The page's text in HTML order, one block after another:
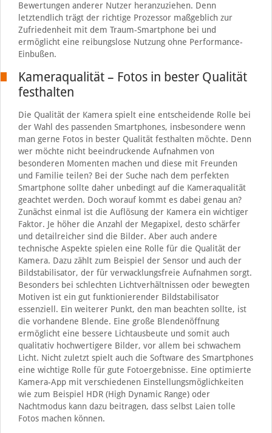
Bewertungen anderer Nutzer heranzuziehen. Denn
letztendlich trägt der richtige Prozessor maßgeblich zur
Zufriedenheit mit dem Traum-Smartphone bei und
ermöglicht eine reibungslose Nutzung ohne Performance-
Einbußen.
Kameraqualität – Fotos in bester Qualität
festhalten
Die Qualität der Kamera spielt eine entscheidende Rolle bei
der Wahl des passenden Smartphones, insbesondere wenn
man gerne Fotos in bester Qualität festhalten möchte. Denn
wer möchte nicht beeindruckende Aufnahmen von
besonderen Momenten machen und diese mit Freunden
und Familie teilen? Bei der Suche nach dem perfekten
Smartphone sollte daher unbedingt auf die Kameraqualität
geachtet werden. Doch worauf kommt es dabei genau an?
Zunächst einmal ist die Auflösung der Kamera ein wichtiger
Faktor. Je höher die Anzahl der Megapixel, desto schärfer
und detailreicher sind die Bilder. Aber auch andere
technische Aspekte spielen eine Rolle für die Qualität der
Kamera. Dazu zählt zum Beispiel der Sensor und auch der
Bildstabilisator, der für verwacklungsfreie Aufnahmen sorgt.
Besonders bei schlechten Lichtverhältnissen oder bewegten
Motiven ist ein gut funktionierender Bildstabilisator
essenziell. Ein weiterer Punkt, den man beachten sollte, ist
die vorhandene Blende. Eine große Blendenöffnung
ermöglicht eine bessere Lichtausbeute und somit auch
qualitativ hochwertigere Bilder, vor allem bei schwachem
Licht. Nicht zuletzt spielt auch die Software des Smartphones
eine wichtige Rolle für gute Fotoergebnisse. Eine optimierte
Kamera-App mit verschiedenen Einstellungsmöglichkeiten
wie zum Beispiel HDR (High Dynamic Range) oder
Nachtmodus kann dazu beitragen, dass selbst Laien tolle
Fotos machen können.